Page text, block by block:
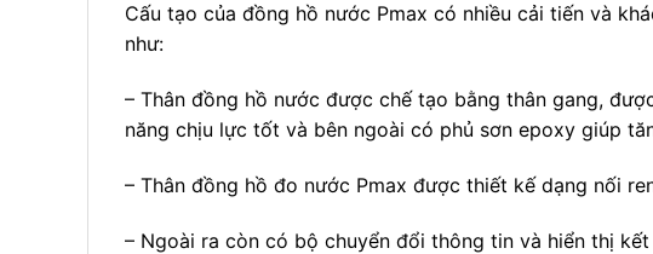
Cấu tạo của đồng hồ nước Pmax có nhiều cải tiến và
như:
– Thân đồng hồ nước được chế tạo bằng thân gang,
năng chịu lực tốt và bên ngoài có phủ sơn epoxy giúp
– Thân đồng hồ đo nước Pmax được thiết kế dạng nối
– Ngoài ra còn có bộ chuyển đổi thông tin và hiển thị